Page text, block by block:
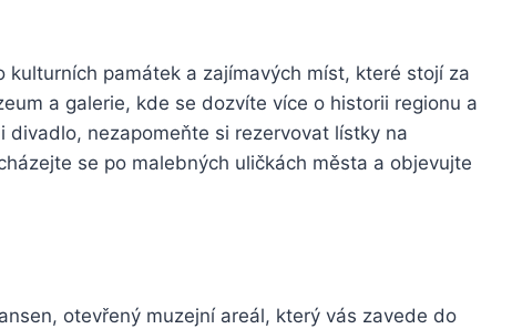
kulturních památek a zajímavých míst, které stojí za
a galerie, kde se dozvíte více o historii regionu a
divadlo, nezapomeňte si rezervovat lístky na
se po malebných uličkách města a objevujte
otevřený muzejní areál, který vás zavede do